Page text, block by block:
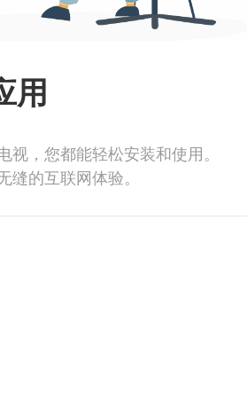
用
，您都能轻松安装和使用。
的互联网体验。